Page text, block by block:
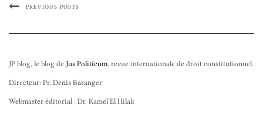
PREVIOUS POSTS
JP blog, le blog de Jus Politicum, revue internationale de droit constitutionnel.
Directeur: Pr. Denis Baranger
Webmaster éditorial : Dr. Kamel El Hilali